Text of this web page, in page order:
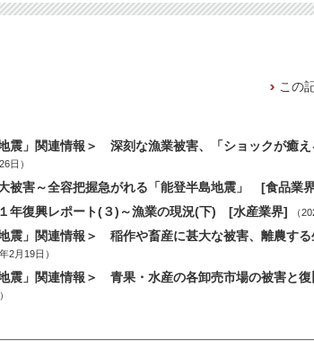
この
震」関連情報＞ 深刻な漁業被害、「ショックが癒
日）
被害～全容把握急がれる「能登半島地震」 [食品業
年復興レポート(３)～漁業の現況(下) [水産業界] （
震」関連情報＞ 稲作や畜産に甚大な被害、離農す
2月19日）
震」関連情報＞ 青果・水産の各卸売市場の被害と